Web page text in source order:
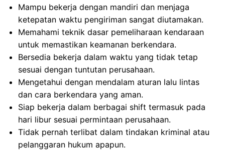
Mampu bekerja dengan mandiri dan menjaga
ketepatan waktu pengiriman sangat diutamakan.
Memahami teknik dasar pemeliharaan kendaraan
untuk memastikan keamanan berkendara.
Bersedia bekerja dalam waktu yang tidak tetap
sesuai dengan tuntutan perusahaan.
Mengetahui dengan mendalam aturan lalu lintas
dan cara berkendara yang aman.
Siap bekerja dalam berbagai shift termasuk pada
hari libur sesuai permintaan perusahaan.
Tidak pernah terlibat dalam tindakan kriminal atau
pelanggaran hukum apapun.